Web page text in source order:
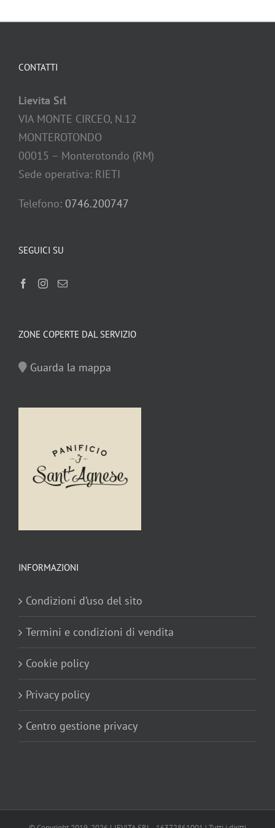
CONTATTI
Lievita Srl
VIA MONTE CIRCEO, N.12
MONTEROTONDO
00015 – Monterotondo (RM)
Sede operativa: RIETI
Telefono: 0746.200747
SEGUICI SU
ZONE COPERTE DAL SERVIZIO
Guarda la mappa
INFORMAZIONI
Condizioni d’uso del sito
Termini e condizioni di vendita
Cookie policy
Privacy policy
Centro gestione privacy